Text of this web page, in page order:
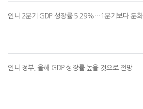
인니 2분기 GDP 성장률 5.29%…1분기보다 둔화
인니 정부, 올해 GDP 성장률 높을 것으로 전망